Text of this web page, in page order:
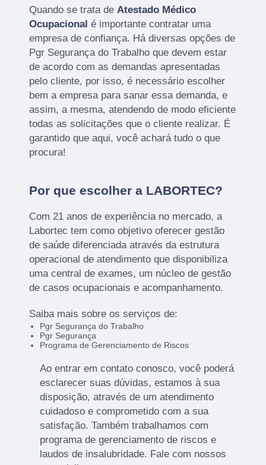
Quando se trata deAtestado Médico
Ocupacional é importante contratar uma
empresa de confiança. Há diversas opções de
Pgr Segurança do Trabalho que devem estar
de acordo com as demandas apresentadas
pelo cliente, por isso, é necessário escolher
bem a empresa para sanar essa demanda, e
assim, a mesma, atendendo de modo eficiente
todas as solicitações que o cliente realizar. É
garantido que aqui, você achará tudo o que
procura!
Por que escolher a LABORTEC?
Com 21 anos de experiência no mercado, a
Labortec tem como objetivo oferecer gestão
de saúde diferenciada através da estrutura
operacional de atendimento que disponibiliza
uma central de exames, um núcleo de gestão
de casos ocupacionais e acompanhamento.
Saiba mais sobre os serviços de:
Pgr Segurança do Trabalho
Pgr Segurança
Programa de Gerenciamento de Riscos
Ao entrar em contato conosco, você poderá
esclarecer suas dúvidas, estamos à sua
disposição, através de um atendimento
cuidadoso e comprometido com a sua
satisfação. Também trabalhamos com
programa de gerenciamento de riscos e
laudos de insalubridade. Fale com nossos